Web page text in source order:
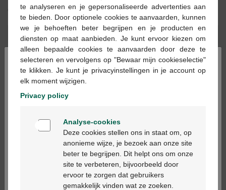
€ 13,10
Bestellen Reserveren
Op voorraad online
- +
Op werkdagen vóór 12u besteld, binnen 2
werkdagen geleverd
levering in je Multipharma apotheek
levering thuis vanaf €55
×
Bienvenue
Ga verder in het nederlands
Continuez en français
te analyseren en je gepersonaliseerde advertenties aan
te bieden. Door optionele cookies te aanvaarden, kunnen
we je behoeften beter begrijpen en je producten en
diensten op maat aanbieden. Je kunt ervoor kiezen om
alleen bepaalde cookies te aanvaarden door deze te
selecteren en vervolgens op "Bewaar mijn cookieselectie"
te klikken. Je kunt je privacyinstellingen in je account op
elk moment wijzigen.
Privacy policy
Analyse-cookies
Deze cookies stellen ons in staat om, op
anonieme wijze, je bezoek aan onze site
beter te begrijpen. Dit helpt ons om onze
site te verbeteren, bijvoorbeeld door
ervoor te zorgen dat gebruikers
gemakkelijk vinden wat ze zoeken.